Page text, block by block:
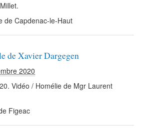
de Capdenac-le-Haut
de Xavier Dargegen
2020
Vidéo / Homélie de Mgr Laurent
Figeac